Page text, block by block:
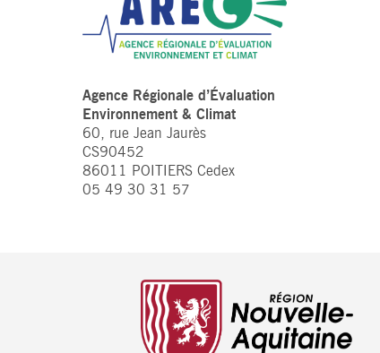
Agence Régionale d’Évaluation
Environnement & Climat
60, rue Jean Jaurès
CS90452
86011 POITIERS Cedex
05 49 30 31 57